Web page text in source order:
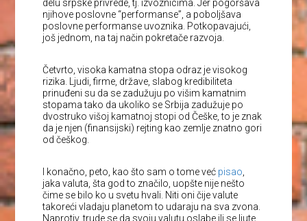
delu srpske privrede, tj. izvoznicima. Jer pogoršava
njihove poslovne “performanse”, a poboljšava
poslovne performanse uvoznika. Potkopavajući,
još jednom, na taj način pokretače razvoja.
Četvrto, visoka kamatna stopa odraz je visokog
rizika. Ljudi, firme, države, slabog kredibiliteta
prinuđeni su da se zadužuju po višim kamatnim
stopama tako da ukoliko se Srbija zadužuje po
dvostruko višoj kamatnoj stopi od Češke, to je znak
da je njen (finansijski) rejting kao zemlje znatno gori
od češkog.
I konačno, peto, kao što sam o tome već pisao
jaka valuta, šta god to značilo, uopšte nije nešto
čime se bilo ko u svetu hvali. Niti oni čije valute
takoreći vladaju planetom to udaraju na sva zvona.
Naprotiv, trude se da svoju valutu oslabe ili se ljute